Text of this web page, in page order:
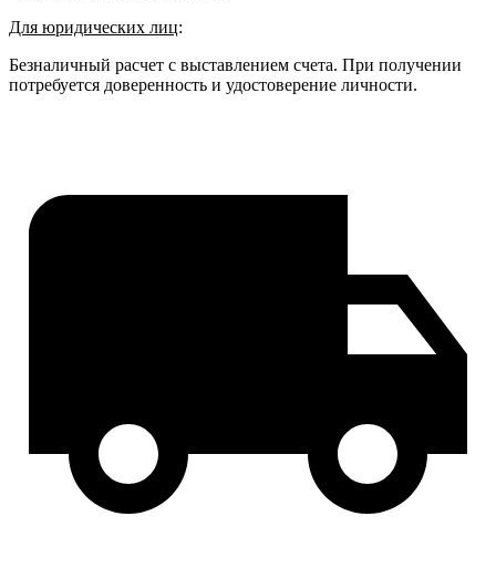
Для юридических лиц:
Безналичный расчет с выставлением счета. При получении
потребуется доверенность и удостоверение личности.